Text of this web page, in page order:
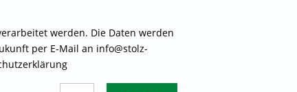
werden. Die Daten werden
per E-Mail an info@stolz-